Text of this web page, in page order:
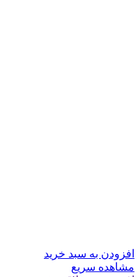
افزودن به سبد خرید
مشاهده سریع